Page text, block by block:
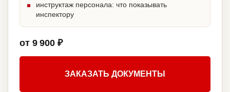
инструктаж персонала: что показывать
инспектору
от 9 900 ₽
ЗАКАЗАТЬ ДОКУМЕНТЫ